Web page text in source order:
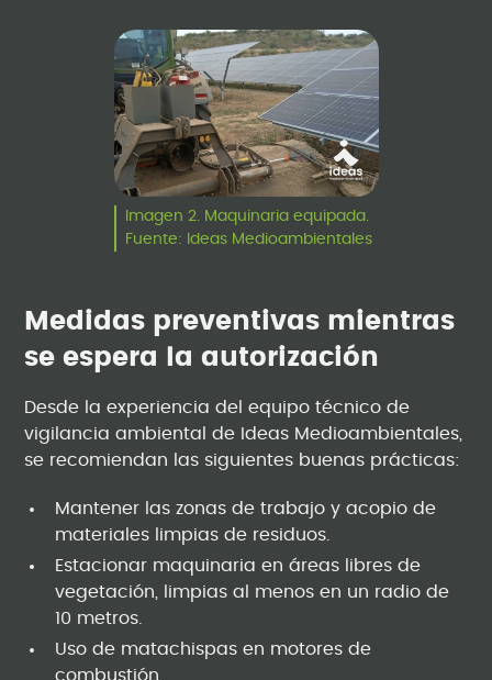
Imagen 2. Maquinaria equipada.
Fuente: Ideas Medioambientales
Medidas preventivas mientras
se espera la autorización
Desde la experiencia del equipo técnico de
vigilancia ambiental de Ideas Medioambientales,
se recomiendan las siguientes buenas prácticas:
Mantener las zonas de trabajo y acopio de
materiales limpias de residuos.
Estacionar maquinaria en áreas libres de
vegetación, limpias al menos en un radio de
10 metros.
Uso de matachispas en motores de
combustión.